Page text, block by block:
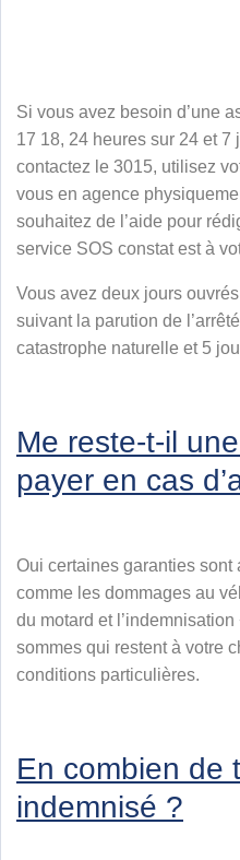
Si vous avez besoin d’une
17 18, 24 heures sur 24 et 7
contactez le 3015, utilisez
vous en agence
souhaitez de l’aide pour
service SOS constat est à
Vous avez deux jours
suivant la parution de
catastrophe naturelle et 5
Me reste-t-il
payer en cas
Oui certaines garanties sont
comme les dommages au
du motard et
sommes qui restent à votre
conditions particulières.
En combien de
indemnisé ?